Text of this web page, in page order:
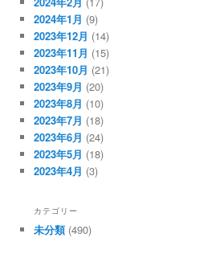
2024年1月 (9)
2023年12月 (14)
2023年11月 (15)
2023年10月 (21)
2023年9月 (20)
2023年8月 (10)
2023年7月 (18)
2023年6月 (24)
2023年5月 (18)
2023年4月 (3)
カテゴリー
未分類(490)